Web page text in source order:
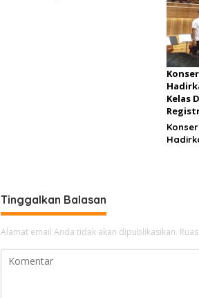
Kelas
Tinggalkan Balasan
Alamat email Anda tidak akan dipublikasikan.